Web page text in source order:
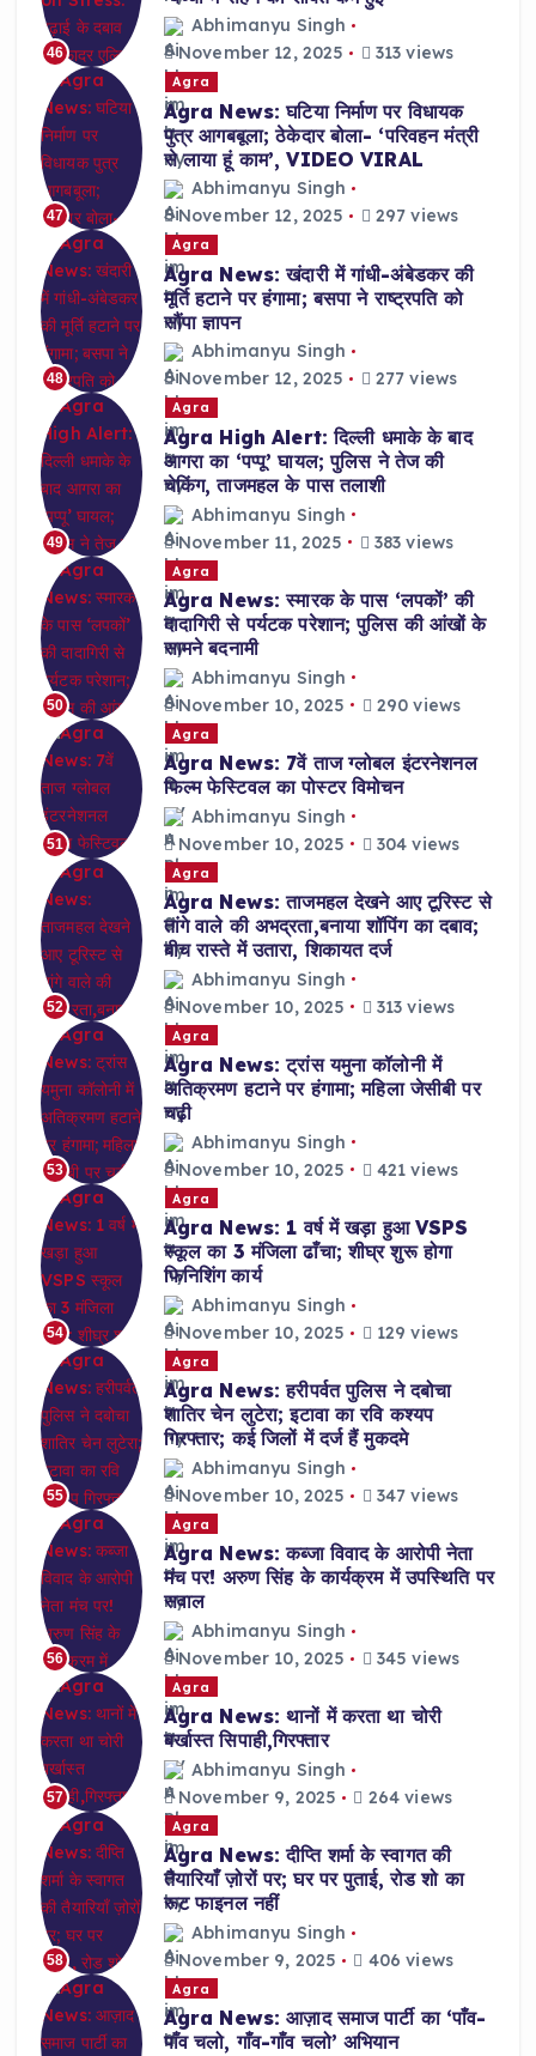
46
Abhimanyu Singh
November 12, 2025
313 views
47
Agra
Agra News: घटिया निर्माण पर विधायक
पुत्र आगबबूला; ठेकेदार बोला- ‘परिवहन मंत्री
से लाया हूं काम’, VIDEO VIRAL
Abhimanyu Singh
November 12, 2025
297 views
48
Agra
Agra News: खंदारी में गांधी-अंबेडकर की
मूर्ति हटाने पर हंगामा; बसपा ने राष्ट्रपति को
सौंपा ज्ञापन
Abhimanyu Singh
November 12, 2025
277 views
49
Agra
Agra High Alert: दिल्ली धमाके के बाद
आगरा का ‘पप्पू’ घायल; पुलिस ने तेज की
चेकिंग, ताजमहल के पास तलाशी
Abhimanyu Singh
November 11, 2025
383 views
50
Agra
Agra News: स्मारक के पास ‘लपकों’ की
दादागिरी से पर्यटक परेशान; पुलिस की आंखों के
सामने बदनामी
Abhimanyu Singh
November 10, 2025
290 views
51
Agra
Agra News: 7वें ताज ग्लोबल इंटरनेशनल
फिल्म फेस्टिवल का पोस्टर विमोचन
Abhimanyu Singh
November 10, 2025
304 views
52
Agra
Agra News: ताजमहल देखने आए टूरिस्ट से
तांगे वाले की अभद्रता,बनाया शॉपिंग का दबाव;
बीच रास्ते में उतारा, शिकायत दर्ज
Abhimanyu Singh
November 10, 2025
313 views
53
Agra
Agra News: ट्रांस यमुना कॉलोनी में
अतिक्रमण हटाने पर हंगामा; महिला जेसीबी पर
चढ़ी
Abhimanyu Singh
November 10, 2025
421 views
54
Agra
Agra News: 1 वर्ष में खड़ा हुआ VSPS
स्कूल का 3 मंजिला ढाँचा; शीघ्र शुरू होगा
फिनिशिंग कार्य
Abhimanyu Singh
November 10, 2025
129 views
55
Agra
Agra News: हरीपर्वत पुलिस ने दबोचा
शातिर चेन लुटेरा; इटावा का रवि कश्यप
गिरफ्तार; कई जिलों में दर्ज हैं मुकदमे
Abhimanyu Singh
November 10, 2025
347 views
56
Agra
Agra News: कब्जा विवाद के आरोपी नेता
मंच पर! अरुण सिंह के कार्यक्रम में उपस्थिति पर
सवाल
Abhimanyu Singh
November 10, 2025
345 views
57
Agra
Agra News: थानों में करता था चोरी
बर्खास्त सिपाही,गिरफ्तार
Abhimanyu Singh
November 9, 2025
264 views
58
Agra
Agra News: दीप्ति शर्मा के स्वागत की
तैयारियाँ ज़ोरों पर; घर पर पुताई, रोड शो का
रूट फाइनल नहीं
Abhimanyu Singh
November 9, 2025
406 views
Agra
Agra News: आज़ाद समाज पार्टी का ‘पाँव-
पाँव चलो, गाँव-गाँव चलो’ अभियान